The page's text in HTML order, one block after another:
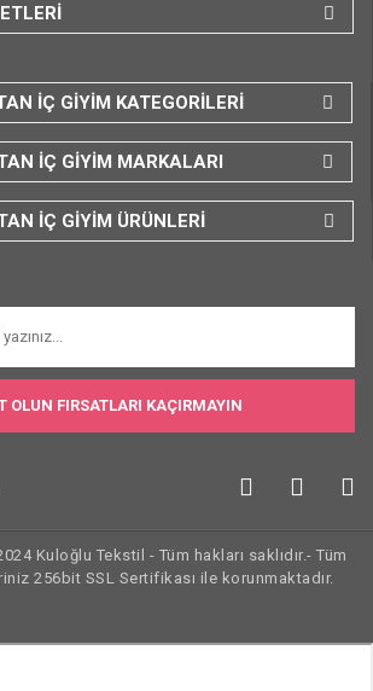
İÇ GİYİM KATEGORİLERİ
İÇ GİYİM MARKALARI
İÇ GİYİM ÜRÜNLERİ
OLUN FIRSATLARI KAÇIRMAYIN
Kuloğlu Tekstil - Tüm hakları saklıdır.- Tüm
256bit SSL Sertifikası ile korunmaktadır.